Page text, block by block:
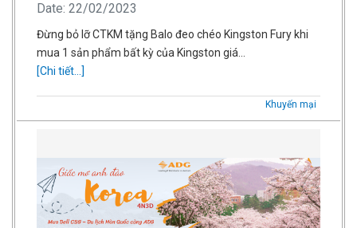
Date: 22/02/2023
Đừng bỏ lỡ CTKM tặng Balo đeo chéo Kingston Fury khi
mua 1 sản phẩm bất kỳ của Kingston giá…
[Chi tiết...]
Khuyến mại